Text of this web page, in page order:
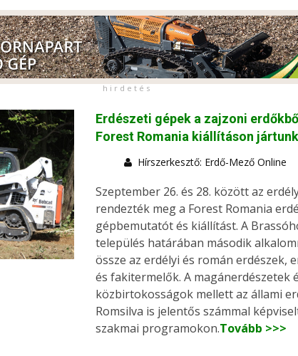
h i r d e t é s
Erdészeti gépek a zajzoni
Forest Romania kiállításon
Hírszerkesztő: Erdő-Mező Online
Szeptember 26. és 28. között az
rendezték meg a Forest Romania
gépbemutatót és kiállítást. A
település határában második
össze az erdélyi és román erdészek,
és fakitermelők. A magánerdészetek
közbirtokosságok mellett az állami
Romsilva is jelentős számmal
szakmai programokon.Tovább >>>